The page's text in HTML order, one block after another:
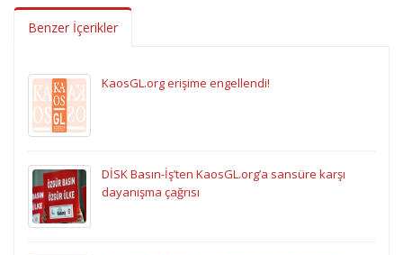
Benzer İçerikler
KaosGL.org erişime engellendi!
DİSK Basın-İş’ten KaosGL.org’a sansüre karşı
dayanışma çağrısı